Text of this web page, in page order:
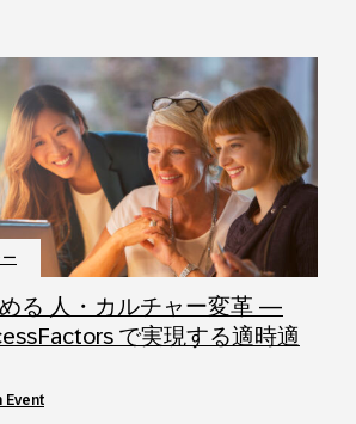
る 人・カルチャー変革 ―
で実現する適時適
Event